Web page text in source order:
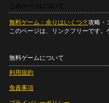
このページについて
無料ゲーム：余りはいくつ？ 攻略・
このページは、リンクフリーです。
無料ゲームについて
利用規約
免責事項